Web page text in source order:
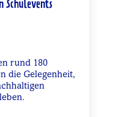
Schulevents
rund 180
die Gelegenheit,